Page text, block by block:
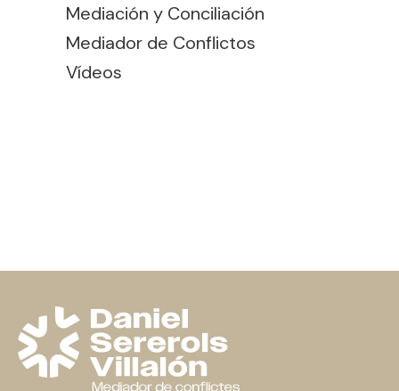
Mediación y Conciliación
Mediador de Conflictos
Vídeos